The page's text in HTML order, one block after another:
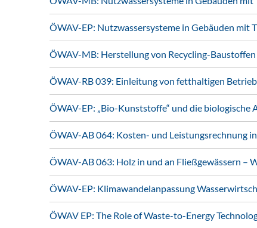
ÖWAV-EP: Nutzwassersysteme in Gebäuden mit
ÖWAV-MB: Herstellung von Recycling-
ÖWAV-RB 039: Einleitung von fetthaltigen
ÖWAV-EP: „Bio-Kunststoffe“ und die biologische
ÖWAV-AB 064: Kosten- und Leistungsrechnung
ÖWAV-AB 063: Holz in und an Fließgewässern –
ÖWAV-EP: Klimawandelanpassung
ÖWAV EP: The Role of Waste-to-Energy